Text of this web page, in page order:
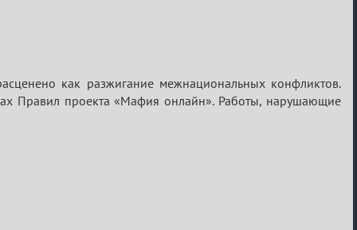
как разжигание межнациональных конфликтов.
Правил проекта «Мафия онлайн». Работы, нарушающие